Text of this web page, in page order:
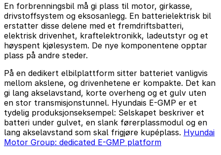
En forbrenningsbil må gi plass til motor, girkasse,
drivstoffsystem og eksosanlegg. En batterielektrisk bil
erstatter disse delene med et fremdriftsbatteri,
elektrisk drivenhet, kraftelektronikk, ladeutstyr og et
høyspent kjølesystem. De nye komponentene opptar
plass på andre steder.
På en dedikert elbilplattform sitter batteriet vanligvis
mellom akslene, og drivenhetene er kompakte. Det kan
gi lang akselavstand, korte overheng og et gulv uten
en stor transmisjonstunnel. Hyundais E-GMP er et
tydelig produksjonseksempel: Selskapet beskriver et
batteri under gulvet, en slank førerplassmodul og en
lang akselavstand som skal frigjøre kupéplass. Hyundai
Motor Group: dedicated E-GMP platform